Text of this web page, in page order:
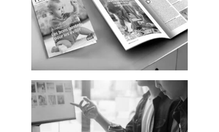
MGC – MGC Mag n°36